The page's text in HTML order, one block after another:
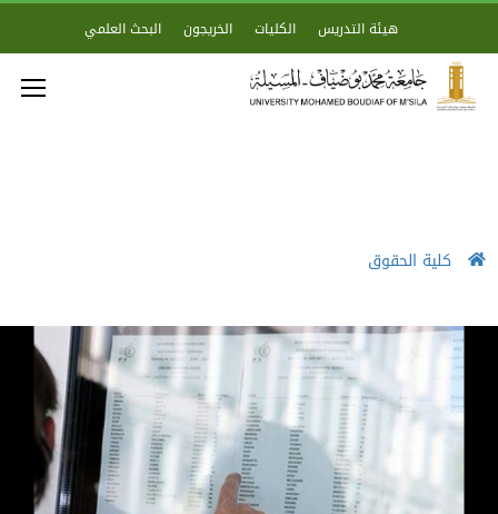
هيئة التدريس الكليات الخريجون البحث العلمي
كلية الحقوق